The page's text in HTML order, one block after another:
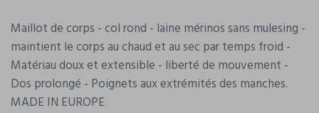
Maillot de corps - col rond - laine mérinos sans mulesing -
maintient le corps au chaud et au sec par temps froid -
Matériau doux et extensible - liberté de mouvement -
Dos prolongé - Poignets aux extrémités des manches.
MADE IN EUROPE